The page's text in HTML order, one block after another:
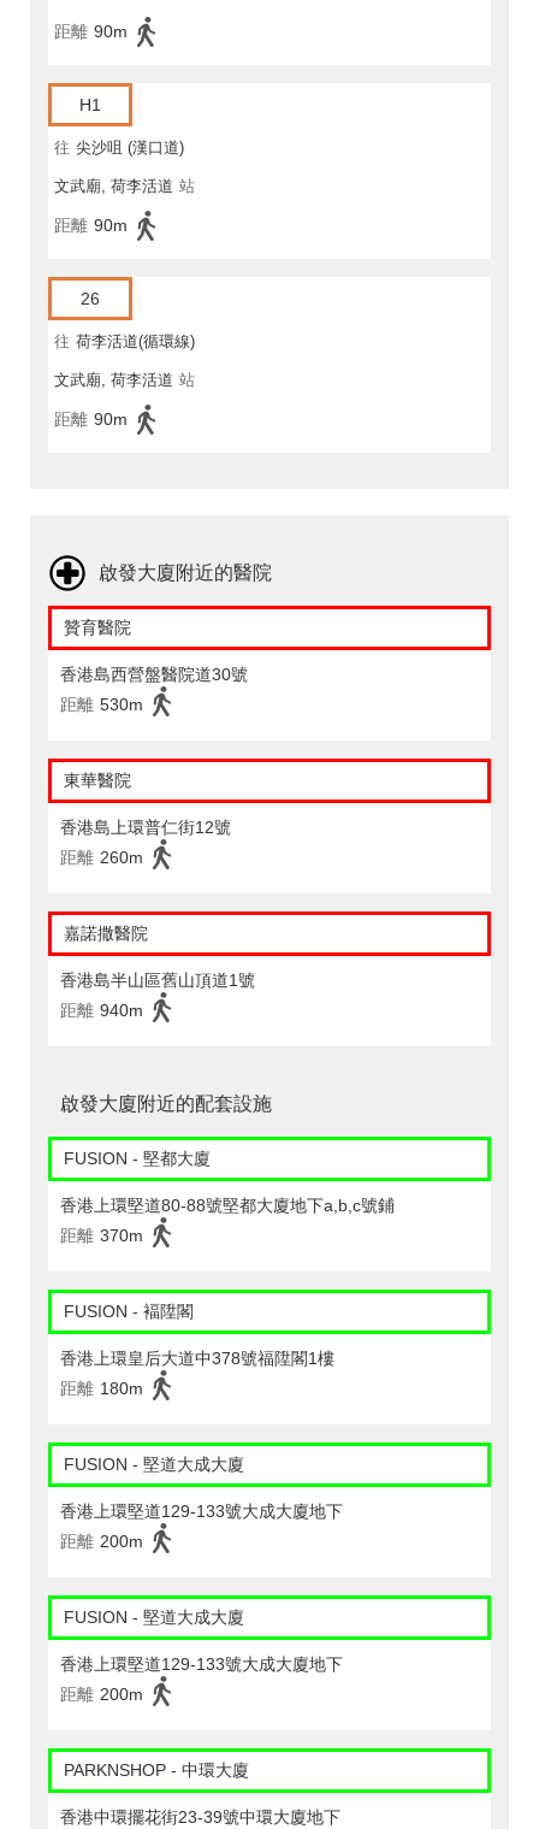
距離 90m
H1
往 尖沙咀 (漢口道)
文武廟, 荷李活道 站
距離 90m
26
往 荷李活道(循環線)
文武廟, 荷李活道 站
距離 90m
啟發大廈附近的醫院
贊育醫院
香港島西營盤醫院道30號
距離 530m
東華醫院
香港島上環普仁街12號
距離 260m
嘉諾撒醫院
香港島半山區舊山頂道1號
距離 940m
啟發大廈附近的配套設施
FUSION - 堅都大廈
香港上環堅道80-88號堅都大廈地下a,b,c號鋪
距離 370m
FUSION - 褔陞閣
香港上環皇后大道中378號福陞閣1樓
距離 180m
FUSION - 堅道大成大廈
香港上環堅道129-133號大成大廈地下
距離 200m
FUSION - 堅道大成大廈
香港上環堅道129-133號大成大廈地下
距離 200m
PARKNSHOP - 中環大廈
香港中環擺花街23-39號中環大廈地下